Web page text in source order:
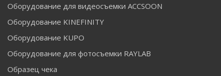
Оборудование для видеосъемки ACCSOON
Оборудование KINEFINITY
Оборудование KUPO
Оборудование для фотосъемки RAYLAB
Образец чека